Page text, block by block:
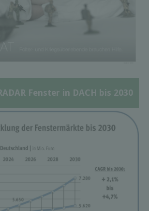
Fenster in DACH bis 2030